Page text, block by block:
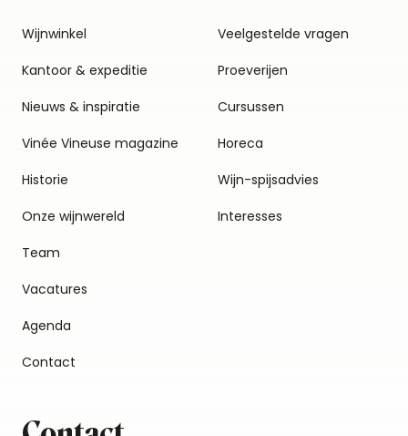
Wijnwinkel
Kantoor & expeditie
Nieuws & inspiratie
Vinée Vineuse magazine
Historie
Onze wijnwereld
Team
Vacatures
Agenda
Contact
Veelgestelde vragen
Proeverijen
Cursussen
Horeca
Wijn-spijsadvies
Interesses